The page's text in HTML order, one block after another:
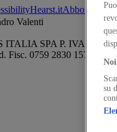
Hearst.it
Valenti
SPA P. IVA
Fisc. 0759 2830 157 -
su